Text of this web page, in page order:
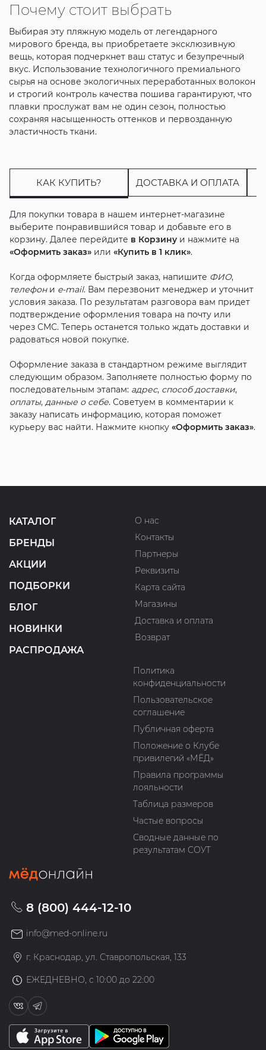
Почему стоит выбрать
Выбирая эту пляжную модель от легендарного
мирового бренда, вы приобретаете эксклюзивную
вещь, которая подчеркнет ваш статус и безупречный
вкус. Использование технологичного премиального
сырья на основе экологичных переработанных волокон
и строгий контроль качества пошива гарантируют, что
плавки прослужат вам не один сезон, полностью
сохраняя насыщенность оттенков и первозданную
эластичность ткани.
КАК КУПИТЬ? ДОСТАВКА И ОПЛАТА
Для покупки товара в нашем интернет-магазине
выберите понравившийся товар и добавьте его в
корзину. Далее перейдите в Корзинуи нажмите на
«Оформить заказ»или «Купить в 1 клик».
Когда оформляете быстрый заказ, напишите ФИО,
телефони e-mail. Вам перезвонит менеджер и уточнит
условия заказа. По результатам разговора вам придет
подтверждение оформления товара на почту или
через СМС. Теперь останется только ждать доставки и
радоваться новой покупке.
Оформление заказа в стандартном режиме выглядит
следующим образом. Заполняете полностью форму по
последовательным этапам: адрес, способ доставки,
оплаты, данные о себе. Советуем в комментарии к
заказу написать информацию, которая поможет
курьеру вас найти. Нажмите кнопку «Оформить заказ».
КАТАЛОГ
БРЕНДЫ
АКЦИИ
ПОДБОРКИ
БЛОГ
НОВИНКИ
РАСПРОДАЖА
О нас
Контакты
Партнеры
Реквизиты
Карта сайта
Магазины
Доставка и оплата
Возврат
Политика
конфиденциальности
Пользовательское
соглашение
Публичная оферта
Положение о Клубе
привилегий «МЁД»
Правила программы
лояльности
Таблица размеров
Частые вопросы
Сводные данные по
результатам СОУТ
8 (800) 444-12-10
info@med-online.ru
г. Краснодар, ул. Ставропольская, 133
ЕЖЕДНЕВНО, с 10:00 до 22:00